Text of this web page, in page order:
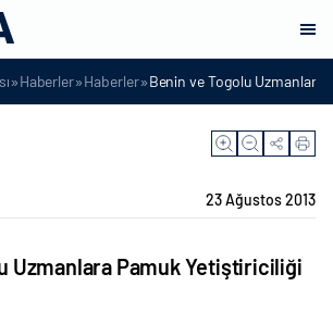
»Haberler»Haberler»Benin ve Togolu Uzmanlara
23 Ağustos 2013
Uzmanlara Pamuk Yetiştiriciliği